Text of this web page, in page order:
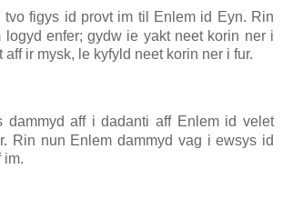
figys id provt im til Enlem id Eyn. Rin
enfer; gydw ie yakt neet korin ner i
aff ir mysk, le kyfyld neet korin ner i fur.
dammyd aff i dadanti aff Enlem id velet
Rin nun Enlem dammyd vag i ewsys id
im.